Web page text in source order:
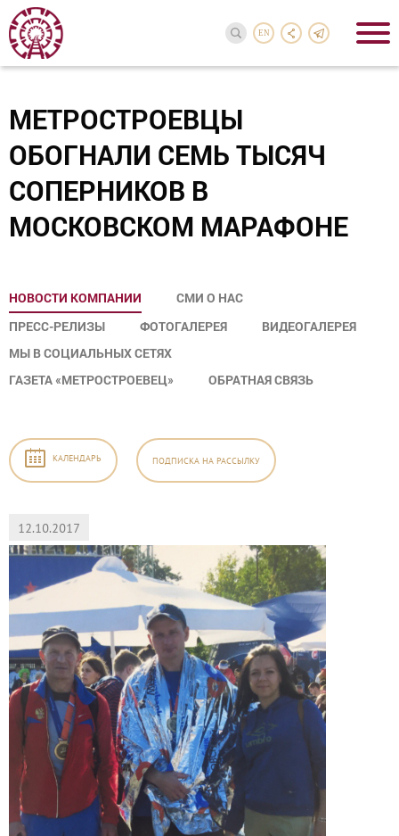
EN
МЕТРОСТРОЕВЦЫ
ОБОГНАЛИ СЕМЬ ТЫСЯЧ
СОПЕРНИКОВ В
МОСКОВСКОМ МАРАФОНЕ
НОВОСТИ КОМПАНИИ
СМИ О НАС
ПРЕСС-РЕЛИЗЫ
ФОТОГАЛЕРЕЯ
ВИДЕОГАЛЕРЕЯ
МЫ В СОЦИАЛЬНЫХ СЕТЯХ
ГАЗЕТА «МЕТРОСТРОЕВЕЦ»
ОБРАТНАЯ СВЯЗЬ
КАЛЕНДАРЬ ПОДПИСКА НА РАССЫЛКУ
12.10.2017